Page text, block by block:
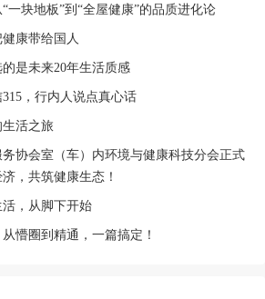
一块地板”到“全屋健康”的品质进化论
康带给国人
是未来20年生活质感
，行内人说点真心话
活之旅
协会室（车）内环境与健康科技分会正式
，共筑健康生态！
，从脚下开始
懵圈到精通，一篇搞定！